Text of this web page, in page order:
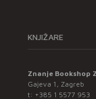
KNJIŽARE
Znanje Bookshop
Gajeva 1, Zagreb
t: +385 1 5577 953